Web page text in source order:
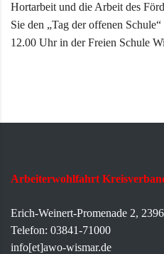
Hortarbeit und die Arbeit des
Sie den „Tag der offenen
12.00 Uhr in der Freien Schule
Arbeiterwohlfahrt
Erich-Weinert-Promenade 2,
Telefon: 03841-71000
info[et]awo-wismar.de